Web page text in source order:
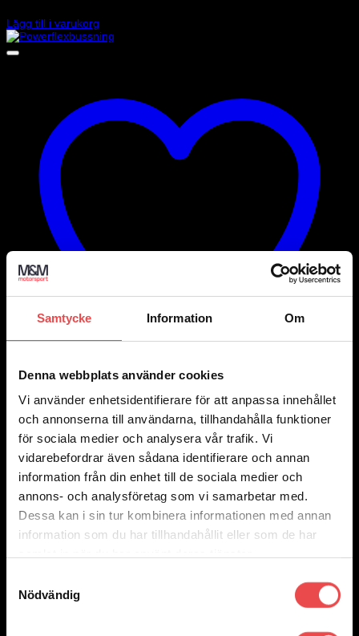
Samtycke Information Om
Denna webbplats använder cookies
Vi använder enhetsidentifierare för att anpassa innehållet
och annonserna till användarna, tillhandahålla funktioner
för sociala medier och analysera vår trafik. Vi
vidarebefordrar även sådana identifierare och annan
information från din enhet till de sociala medier och
annons- och analysföretag som vi samarbetar med.
Dessa kan i sin tur kombinera informationen med annan
information som du har tillhandahållit eller som de har
Nödvändig
Lägg till i varukorg
Art.nr: PFR63-120
Powerflexbussning
380 kr
Lägg till i varukorg